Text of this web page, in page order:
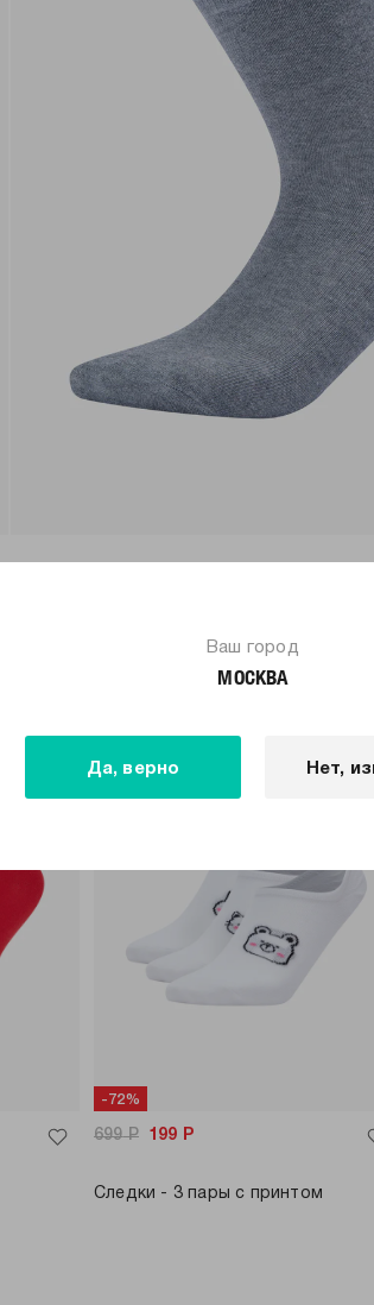
Ваш город
МОСКВА
Да, верно Нет,
ПОХОЖИЕ
только самовывоз
-72%
699Р 199 Р
Следки - 3 пары с принтом